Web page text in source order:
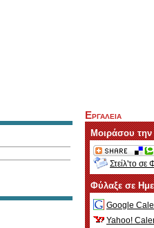
Εργαλεια
Μοιράσου
Στείλ'το σε
Φύλαξε σε
Google
Yahoo!